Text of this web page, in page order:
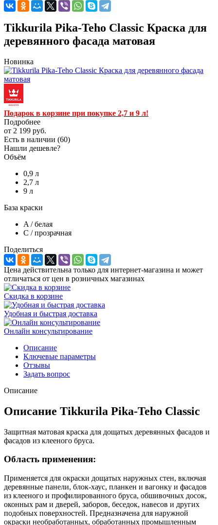
Tikkurila Pika-Teho Classic Краска для
деревянного фасада матовая
Новинка
Подарок в корзине при покупке 2,7 и 9 л!
Подробнее
от 2 199 руб.
Есть в наличии (60)
Нашли дешевле?
Объём
0,9 л
2,7 л
9 л
База краски
A / белая
C / прозрачная
Поделиться
Цена действительна только для интернет-магазина и может
отличаться от цен в розничных магазинах
Скидка в корзине
Удобная и быстрая доставка
Онлайн консультирование
Описание
Ключевые параметры
Отзывы
Задать вопрос
Описание
Описание Tikkurila Pika-Teho Classic
Защитная матовая краска для дощатых деревянных фасадов и
фасадов из клееного бруса.
Область применения:
Применяется для окраски дощатых наружных стен, включая
деревянные панели, блок-хаус, планкен и вагонку и фасадов
из клееного и профилированного бруса, обшивочных досок,
оконных рам и дверей, заборов, беседок, навесов и других
подобных поверхностей. Предназначена для наружной
окраски необработанных, обработанных промышленным